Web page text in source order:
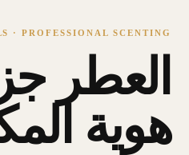
· PROFESSIONAL SCENTING
العطر
هوية